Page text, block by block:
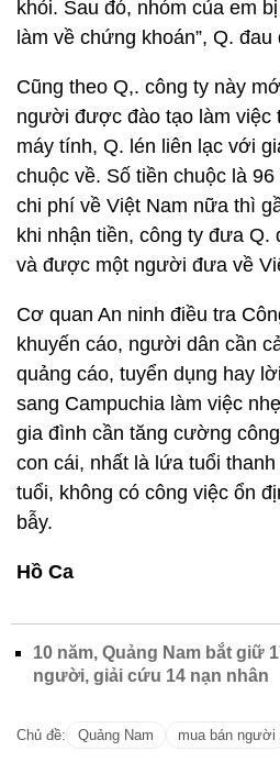
khỏi. Sau đó, nhóm của em
làm về chứng khoán”, Q. đau
Cũng theo Q,. công ty này
người được đào tạo làm việc
máy tính, Q. lén liên lạc với
chuộc về. Số tiền chuộc là
chi phí về Việt Nam nữa thì
khi nhận tiền, công ty đưa Q.
và được một người đưa về
Cơ quan An ninh điều tra
khuyến cáo, người dân cần
quảng cáo, tuyển dụng hay
sang Campuchia làm việc
gia đình cần tăng cường
con cái, nhất là lứa tuổi
tuổi, không có công việc ổn
bẫy.
Hồ Ca
10 năm, Quảng Nam bắt giữ
người, giải cứu 14 nạn nhân
Chủ đề: Quảng Nam mua bán người